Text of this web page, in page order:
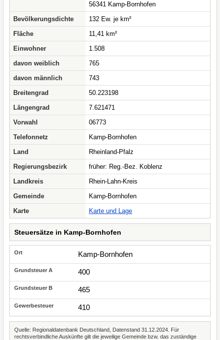
56341 Kamp-Bornhofen
Bevölkerungsdichte
132 Ew. je km²
Fläche
11,41 km²
Einwohner
1.508
davon weiblich
765
davon männlich
743
Breitengrad
50.223198
Längengrad
7.621471
Vorwahl
06773
Telefonnetz
Kamp-Bornhofen
Land
Rheinland-Pfalz
Regierungsbezirk
früher: Reg.-Bez. Koblenz
Landkreis
Rhein-Lahn-Kreis
Gemeinde
Kamp-Bornhofen
Karte
Karte und Lage
Steuersätze in Kamp-Bornhofen
Kamp-Bornhofen
400
465
410
Quelle: Regionaldatenbank Deutschland, Datenstand 31.12.2024. Für
rechtsverbindliche Auskünfte gilt die jeweilige Gemeinde bzw. das zuständige